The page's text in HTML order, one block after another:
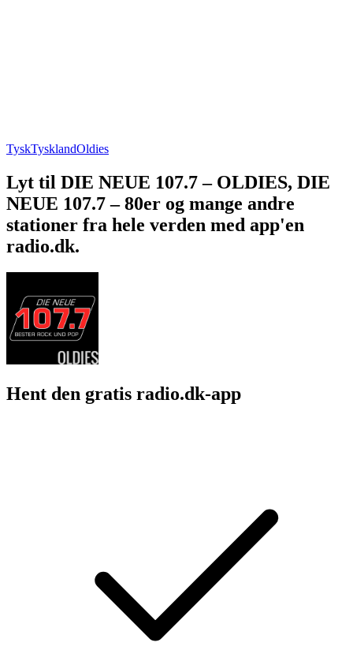
TyskTysklandOldies
Lyt til DIE NEUE 107.7 – OLDIES, DIE
NEUE 107.7 – 80er og mange andre
stationer fra hele verden med app'en
radio.dk.
Hent den gratis radio.dk-app